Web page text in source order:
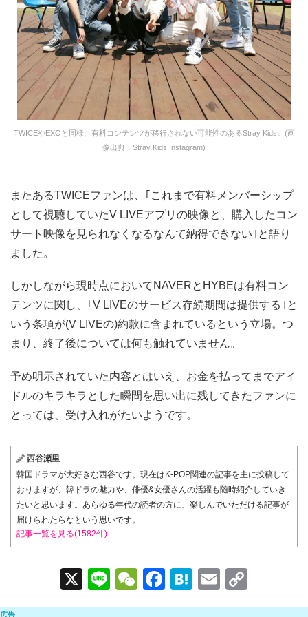
TWICEやEXOと同様、有料コンテンツが移行されない可能性のあるStray Kids。(画
像出典：Stray Kids Instagram)
またあるTWICEファンは、｢これまで有料メンバーシップ
として視聴していたV LIVEアプリの映像と、購入したコン
サート映像を見られなくなるなんて納得できない｣と語り
ました。
しかしながら現時点においてNAVERとHYBEは有料コン
テンツに関し、｢V LIVEのサービス存続期間は提供する｣と
いう条項が(V LIVEの)約款に含まれているという立場。つ
まり、終了後については何も触れていません。
予め明示されていた内容とはいえ、お金を払ってまでアイ
ドルのキラキラとした瞬間を思い出に残してきたファンに
とっては、受け入れがたいようです。
西谷瀬里
韓国ドラマが大好きな西谷です。現在はK-POP関連の記事を主に投稿して
おりますが、韓ドラの魅力や、俳優&女優さんの活躍も随時紹介していき
たいと思います。あらゆる年代の読者の方に、楽しんでいただける記事が
届けられたらなという思いです。
記事一覧を見る(1582件)
X
Li
n
W
e
F
a
H
at
E
m o